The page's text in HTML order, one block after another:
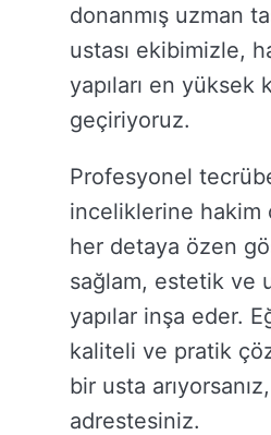
donanmış uzman
ustası ekibimizle,
yapıları en yüksek
geçiriyoruz.
Profesyonel
inceliklerine hakim
her detaya özen
sağlam, estetik ve
yapılar inşa eder.
kaliteli ve pratik
bir usta
adrestesiniz.